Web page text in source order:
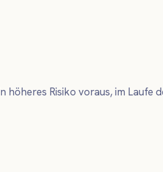
Risiko voraus, im Laufe